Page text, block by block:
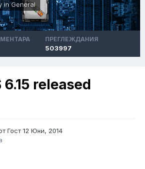
inGeneral
ПРЕГЛЕЖДАНИЯ
503997
6.15 released
Гост12 Юни, 2014